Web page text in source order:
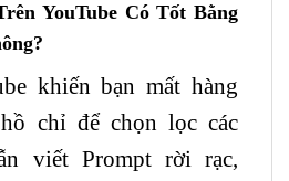
YouTube Có Tốt Bằng
khiến bạn mất hàng
chỉ để chọn lọc các
viết Prompt rời rạc,